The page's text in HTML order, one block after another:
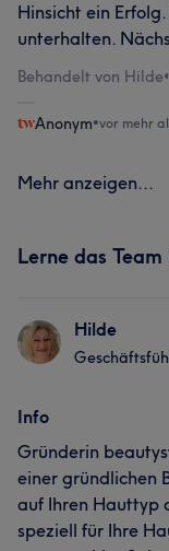
Hinsicht ein
unterhalten.
Behandelt von Hilde•
Anonym•vor mehr
Mehr anzeigen...
Lerne das Team
Hilde
Info
Gründerin
einer gründlichen
auf Ihren Hauttyp
speziell für Ihre